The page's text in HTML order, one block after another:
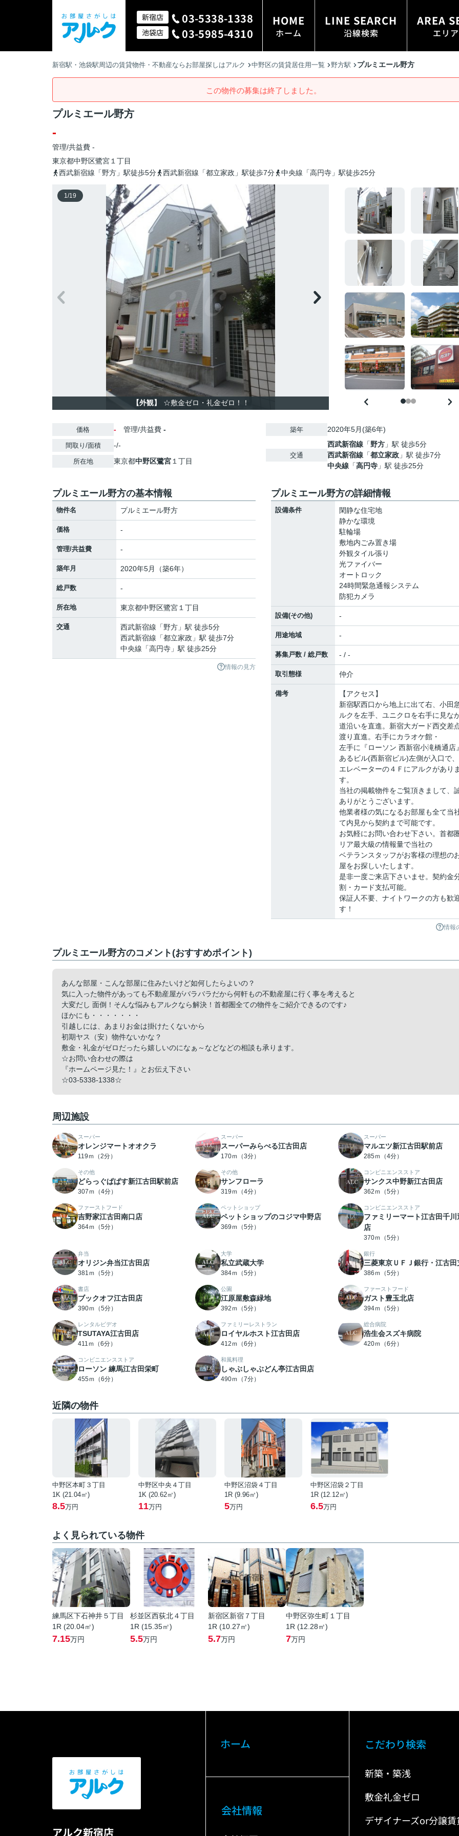
新宿店 03-5338-1338
池袋店 03-5985-4310
HOME
ホーム
LINE SEARCH
沿線検索
AREA
エリ
新宿駅・池袋駅周辺の賃貸物件・不動産ならお部屋探しはアルク 中野区の賃貸居住用一覧 野方駅 プルミエール野方
この物件の募集は終了しました。
プルミエール野方
-
管理/共益費 -
東京都中野区鷺宮 １丁目
西武新宿線「野方」駅徒歩5分
西武新宿線「都立家政」駅徒歩7分 中央線「高円寺」駅徒歩25分
1/19
【外観】 ☆敷金ゼロ・礼金ゼロ！！
価格 - 管理/共益費 -
間取り/面積 -/-
所在地 東京都中野区鷺宮 １丁目
築年 2020年5月(築6年)
交通
西武新宿線 「野方 」駅 徒歩5分
西武新宿線 「都立家政 」駅 徒歩7分
中央線 「高円寺 」駅 徒歩25分
プルミエール野方の基本情報
物件名 プルミエール野方
価格 -
管理/共益費 -
築年月 2020年5月（築6年）
総戸数 -
所在地 東京都中野区鷺宮 １丁目
交通 西武新宿線 「野方 」駅 徒歩5分
西武新宿線 「都立家政 」駅 徒歩7分
中央線 「高円寺 」駅 徒歩25分
情報の見方
プルミエール野方の詳細情報
設備条件
閑静な住宅地
静かな環境
駐輪場
敷地内ごみ置き場
外観タイル張り
光ファイバー
オートロック
24時間緊急通報システム
防犯カメラ
設備(その他) -
用途地域 -
募集戸数 / 総戸数 - / -
取引態様 仲介
備考
【アクセス】
新宿駅西口から地上に出て右、小田
ルクを左手、ユニクロを右手に見な
道沿いを直進。新宿大ガード西交差
渡り直進。右手にカラオケ館・
左手に『ローソン 西新宿小滝橋通店
あるビル(西新宿ビル)左側が入口で、
エレベーターの４Ｆにアルクがあり
す。
当社の掲載物件をご覧頂きまして、
ありがとうございます。
他業者様の気になるお部屋も全て当
て内見から契約まで可能です。
お気軽にお問い合わせ下さい。首都
リア最大級の情報量で当社の
ベテランスタッフがお客様の理想の
屋をお探しいたします。
是非一度ご来店下さいませ。契約金
割・カード支払可能。
保証人不要、ナイトワークの方も歓
す！
情報
プルミエール野方のコメント(おすすめポイント)
あんな部屋・こんな部屋に住みたいけど如何したらよいの？
気に入った物件があっても不動産屋がバラバラだから何軒もの不動産屋に行く事を考えると
大変だし 面倒！そんな悩みもアルクなら解決！首都圏全ての物件をご紹介できるのです♪
ほかにも・・・・・・・
引越しには、あまりお金は掛けたくないから
初期ヤス（安）物件ないかな？
敷金・礼金がゼロだったら嬉しいのになぁ～などなどの相談も承ります。
☆お問い合わせの際は
『ホームページ見た！』とお伝え下さい
☆03-5338-1338☆
周辺施設
スーパー
オレンジマートオオクラ
119ｍ（2分）
スーパー
スーパーみらべる江古田店
170ｍ（3分）
スーパー
マルエツ新江古田駅前店
285ｍ（4分）
その他
どらっぐぱぱす新江古田駅前店
307ｍ（4分）
その他
サンフローラ
319ｍ（4分）
コンビニエンスストア
サンクス中野新江古田店
362ｍ（5分）
ファーストフード
吉野家江古田南口店
364ｍ（5分）
ペットショップ
ペットショップのコジマ中野店
369ｍ（5分）
コンビニエンスストア
ファミリーマート江古田千川
店
370ｍ（5分）
弁当
オリジン弁当江古田店
381ｍ（5分）
大学
私立武蔵大学
384ｍ（5分）
銀行
三菱東京ＵＦＪ銀行・江古田
386ｍ（5分）
書店
ブックオフ江古田店
390ｍ（5分）
公園
江原屋敷森緑地
392ｍ（5分）
ファーストフード
ガスト豊玉北店
394ｍ（5分）
レンタルビデオ
TSUTAYA江古田店
411ｍ（6分）
ファミリーレストラン
ロイヤルホスト江古田店
412ｍ（6分）
総合病院
浩生会スズキ病院
420ｍ（6分）
コンビニエンスストア
ローソン 練馬江古田栄町
455ｍ（6分）
和風料理
しゃぶしゃぶどん亭江古田店
490ｍ（7分）
近隣の物件
中野区本町３丁目
1K (21.04㎡)
8.5万円
中野区中央４丁目
1K (20.62㎡)
11万円
中野区沼袋４丁目
1R (9.96㎡)
5万円
中野区沼袋２丁目
1R (12.12㎡)
6.5万円
よく見られている物件
練馬区下石神井５丁目
1R (20.04㎡)
7.15万円
杉並区西荻北４丁目
1R (15.35㎡)
5.5万円
新宿区新宿７丁目
1R (10.27㎡)
5.7万円
中野区弥生町１丁目
1R (12.28㎡)
7万円
アルク新宿店
ホーム
会社情報
こだわり検索
新築・築浅
敷金礼金ゼロ
デザイナーズor分譲賃